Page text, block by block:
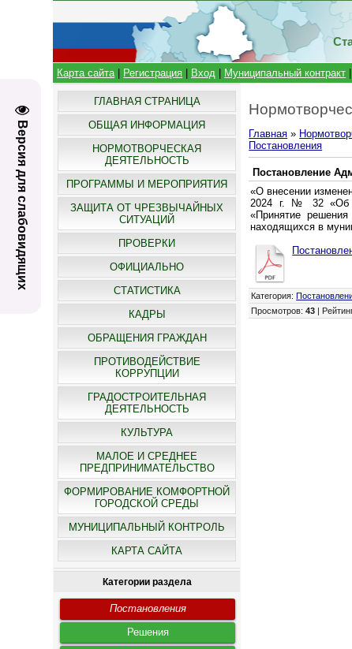
Версия для слабовидящих
Карта сайта| Регистрация Вход Муниципальный контракт
ГЛАВНАЯ СТРАНИЦА
ОБЩАЯ ИНФОРМАЦИЯ
НОРМОТВОРЧЕСКАЯ
ДЕЯТЕЛЬНОСТЬ
ПРОГРАММЫ И МЕРОПРИЯТИЯ
ЗАЩИТА ОТ ЧРЕЗВЫЧАЙНЫХ
СИТУАЦИЙ
ПРОВЕРКИ
ОФИЦИАЛЬНО
СТАТИСТИКА
КАДРЫ
ОБРАЩЕНИЯ ГРАЖДАН
ПРОТИВОДЕЙСТВИЕ
КОРРУПЦИИ
ГРАДОСТРОИТЕЛЬНАЯ
ДЕЯТЕЛЬНОСТЬ
КУЛЬТУРА
МАЛОЕ И СРЕДНЕЕ
ПРЕДПРИНИМАТЕЛЬСТВО
ФОРМИРОВАНИЕ КОМФОРТНОЙ
ГОРОДСКОЙ СРЕДЫ
МУНИЦИПАЛЬНЫЙ КОНТРОЛЬ
КАРТА САЙТА
Категории раздела
Постановления
Решения
Главная »
Постановления
Постановление
«О внесении
2024 г. № 32 «Об
«Принятие
находящихся в
Категория:
Просмотров:43